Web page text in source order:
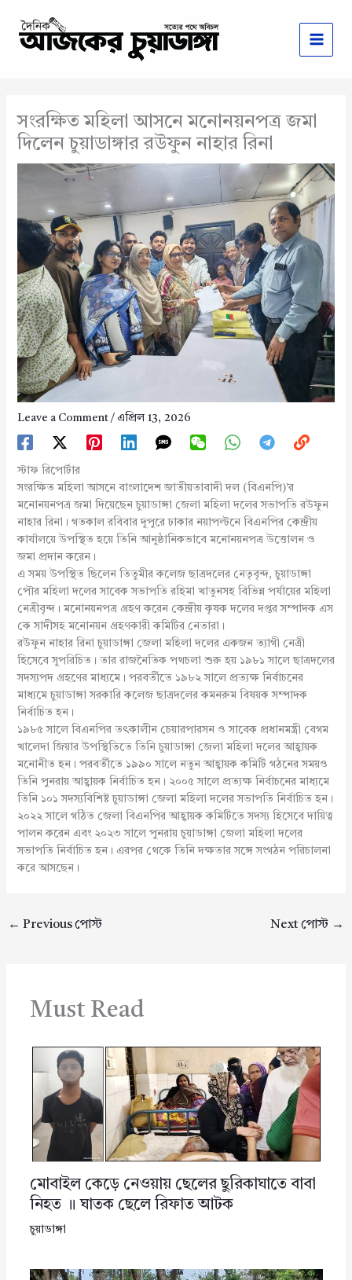
content
সংরক্ষিত মহিলা আসনে মনোনয়নপত্র জমা
দিলেন চুয়াডাঙ্গার রউফুন নাহার রিনা
Leave a Comment / এপ্রিল 13, 2026
স্টাফ রিপোর্টার
সংরক্ষিত মহিলা আসনে বাংলাদেশ জাতীয়তাবাদী দল (বিএনপি)’র
মনোনয়নপত্র জমা দিয়েছেন চুয়াডাঙ্গা জেলা মহিলা দলের সভাপতি রউফুন
নাহার রিনা। গতকাল রবিবার দুপুরে ঢাকার নয়াপল্টনে বিএনপির কেন্দ্রীয়
কার্যালয়ে উপস্থিত হয়ে তিনি আনুষ্ঠানিকভাবে মনোনয়নপত্র উত্তোলন ও
জমা প্রদান করেন।
এ সময় উপস্থিত ছিলেন তিতুমীর কলেজ ছাত্রদলের নেতৃবৃন্দ, চুয়াডাঙ্গা
পৌর মহিলা দলের সাবেক সভাপতি রহিমা খাতুনসহ বিভিন্ন পর্যায়ের মহিলা
নেত্রীবৃন্দ। মনোনয়নপত্র গ্রহণ করেন কেন্দ্রীয় কৃষক দলের দপ্তর সম্পাদক এস
কে সাদীসহ মনোনয়ন গ্রহণকারী কমিটির নেতারা।
রউফুন নাহার রিনা চুয়াডাঙ্গা জেলা মহিলা দলের একজন ত্যাগী নেত্রী
হিসেবে সুপরিচিত। তার রাজনৈতিক পথচলা শুরু হয় ১৯৮১ সালে ছাত্রদলের
সদস্যপদ গ্রহণের মাধ্যমে। পরবর্তীতে ১৯৮২ সালে প্রত্যক্ষ নির্বাচনের
মাধ্যমে চুয়াডাঙ্গা সরকারি কলেজ ছাত্রদলের কমনরুম বিষয়ক সম্পাদক
নির্বাচিত হন।
১৯৮৫ সালে বিএনপির তৎকালীন চেয়ারপারসন ও সাবেক প্রধানমন্ত্রী বেগম
খালেদা জিয়ার উপস্থিতিতে তিনি চুয়াডাঙ্গা জেলা মহিলা দলের আহ্বায়ক
মনোনীত হন। পরবর্তীতে ১৯৯০ সালে নতুন আহ্বায়ক কমিটি গঠনের সময়ও
তিনি পুনরায় আহ্বায়ক নির্বাচিত হন। ২০০৫ সালে প্রত্যক্ষ নির্বাচনের মাধ্যমে
তিনি ১০১ সদস্যবিশিষ্ট চুয়াডাঙ্গা জেলা মহিলা দলের সভাপতি নির্বাচিত হন।
২০২২ সালে গঠিত জেলা বিএনপির আহ্বায়ক কমিটিতে সদস্য হিসেবে দায়িত্ব
পালন করেন এবং ২০২৩ সালে পুনরায় চুয়াডাঙ্গা জেলা মহিলা দলের
সভাপতি নির্বাচিত হন। এরপর থেকে তিনি দক্ষতার সঙ্গে সংগঠন পরিচালনা
করে আসছেন।
← Previous পোস্ট Next পোস্ট →
Must Read
মোবাইল কেড়ে নেওয়ায় ছেলের ছুরিকাঘাতে বাবা
নিহত ॥ ঘাতক ছেলে রিফাত আটক
চুয়াডাঙ্গা